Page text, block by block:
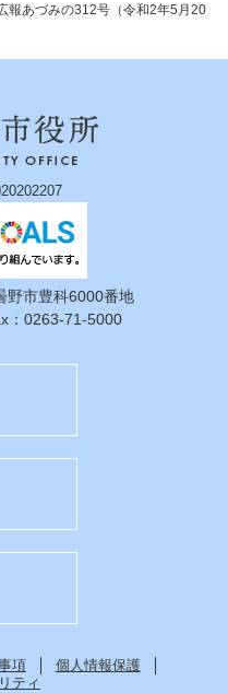
報あづみの312号（令和2年5月20
市豊科6000番地
：0263-71-5000
項
個人情報保護
ティ